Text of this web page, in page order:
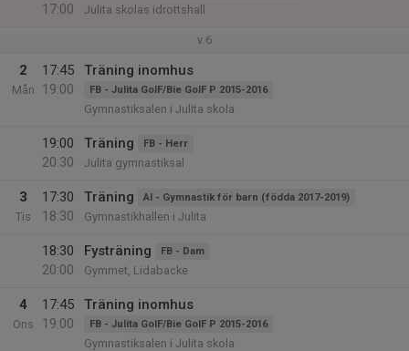
17:00
Julita skolas idrottshall
v.6
2
Mån
17:45
19:00
Träning inomhus
FB - Julita GoIF/Bie GoIF P 2015-2016
Gymnastiksalen i Julita skola
19:00
20:30
Träning FB - Herr
Julita gymnastiksal
3
Tis
17:30
18:30
Träning AI - Gymnastik för barn (födda 2017-2019)
Gymnastikhallen i Julita
18:30
20:00
Fysträning FB - Dam
Gymmet, Lidabacke
4
Ons
17:45
19:00
Träning inomhus
FB - Julita GoIF/Bie GoIF P 2015-2016
Gymnastiksalen i Julita skola